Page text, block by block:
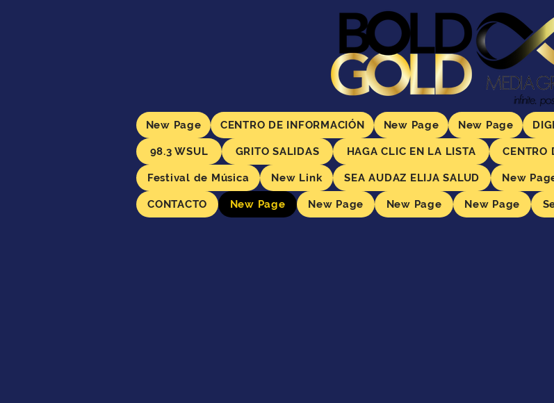
New Page CENTRO DE INFORMACIÓN New Page New Page
98.3 WSUL GRITO SALIDAS HAGA CLIC EN LA LISTA CENTRO
Festival de Música New Link SEA AUDAZ ELIJA SALUD New
CONTACTO New Page New Page New Page New Page